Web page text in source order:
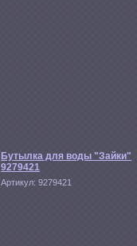
Бутылка для воды "Зайки"
9279421
Артикул: 9279421